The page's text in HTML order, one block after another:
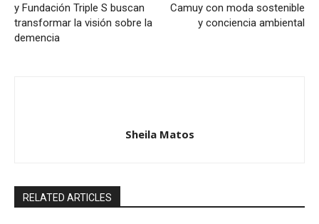
y Fundación Triple S buscan
transformar la visión sobre la
demencia
Camuy con moda sostenible
y conciencia ambiental
Sheila Matos
RELATED ARTICLES